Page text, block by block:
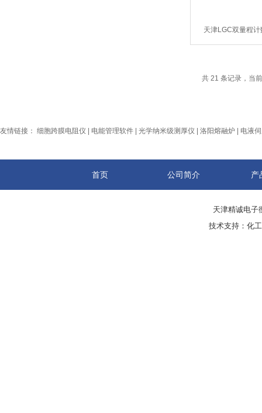
天津LGC双量程
共 21 条记录，当
友情链接： 细胞跨膜电阻仪 电能管理软件 光学纳米级测厚仪 洛阳熔融炉 电液
首页 公司简介 产
天津精诚电
技术支持： 化